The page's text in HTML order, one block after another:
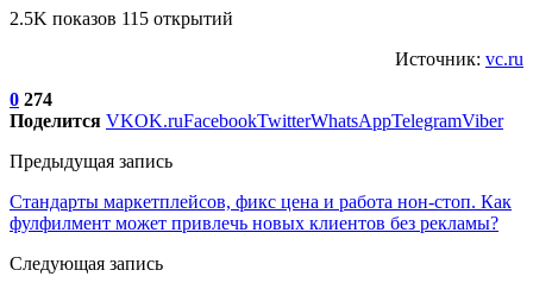
2.5K показов 115 открытий
Источник: vc.ru
0 274
Поделится VKOK.ruFacebookTwitterWhatsAppTelegramViber
Предыдущая запись
Стандарты маркетплейсов, фикс цена и работа нон-стоп. Как
фулфилмент может привлечь новых клиентов без рекламы?
Следующая запись